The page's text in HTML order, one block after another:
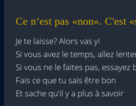
Ce n’est pas «non». C'est
Je te laisse? Alors vas y!
Si vous avez le temps, allez
Si vous ne le faites pas, essayez
Fais ce que tu sais être bon
Et sache qu'il y a plus à savoir